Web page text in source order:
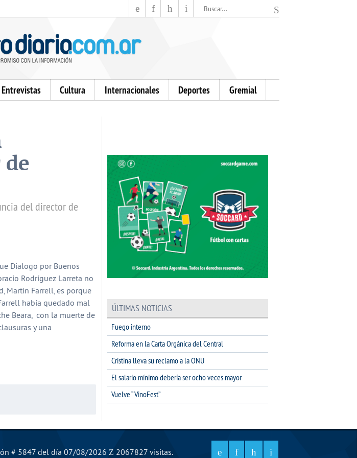
Entrevistas Cultura Internacionales Deportes Gremial
del director de
Dialogo por Buenos
Rodríguez Larreta no
Martín Farrell, es porque
había quedado mal
Beara, con la muerte de
y una
ÚLTIMAS NOTICIAS
Fuego interno
Reforma en la Carta Orgánica del Central
Cristina lleva su reclamo a la ONU
El salario mínimo debería ser ocho veces mayor
Vuelve “VinoFest”
# 5847 del día 07/08/2026 2067827 visitas.